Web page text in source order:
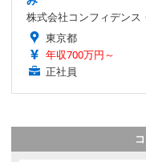
株式会社コンフィデンス
東京都
年収700万円～
正社員